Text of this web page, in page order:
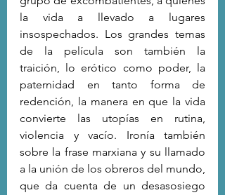
la vida a llevado a lugares
insospechados. Los grandes temas
de la película son también la
traición, lo erótico como poder, la
paternidad en tanto forma de
redención, la manera en que la vida
convierte las utopías en rutina,
violencia y vacío. Ironía también
sobre la frase marxiana y su llamado
a la unión de los obreros del mundo,
que da cuenta de un desasosiego